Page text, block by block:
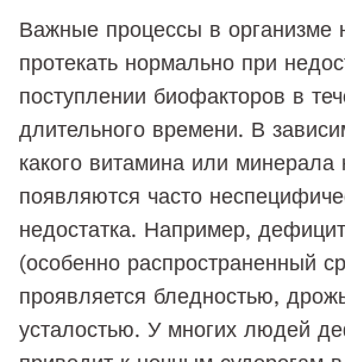
Важные процессы в организме
протекать нормально при
поступлении биофакторов в
длительного времени. В
какого витамина или минерала
появляются часто
недостатка. Например,
(особенно распространенный
проявляется бледностью,
усталостью. У многих людей